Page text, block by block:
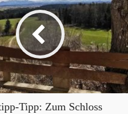
Tipp: Zum Schloss